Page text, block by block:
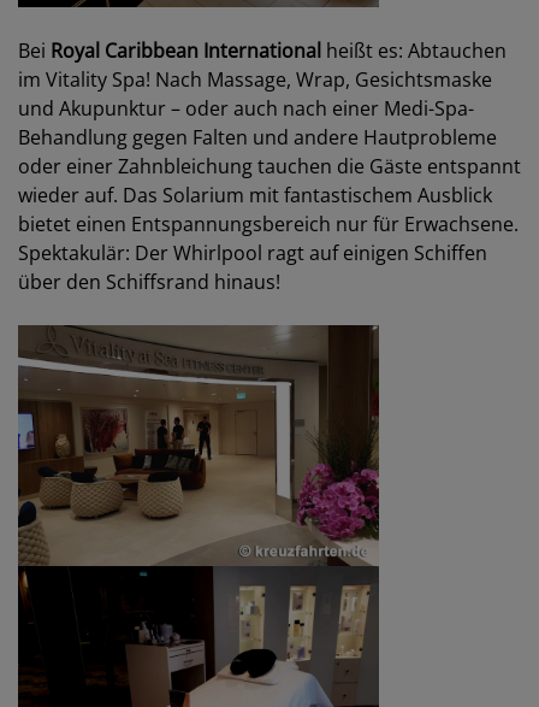
Bei Royal Caribbean International heißt es: Abtauchen
im Vitality Spa! Nach Massage, Wrap, Gesichtsmaske
und Akupunktur – oder auch nach einer Medi-Spa-
Behandlung gegen Falten und andere Hautprobleme
oder einer Zahnbleichung tauchen die Gäste entspannt
wieder auf. Das Solarium mit fantastischem Ausblick
bietet einen Entspannungsbereich nur für Erwachsene.
Spektakulär: Der Whirlpool ragt auf einigen Schiffen
über den Schiffsrand hinaus!